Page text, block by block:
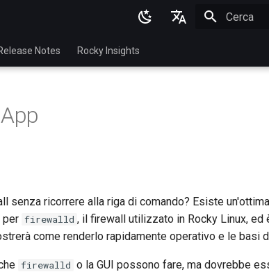
日本語
한국어
Notes Rocky Insights
senza ricorrere alla riga di comando? Esiste
per firewalld , il firewall utilizzato in Rocky Linux, ed
come renderlo rapidamente operativo e le basi
firewalld o la GUI possono fare, ma dovrebbe